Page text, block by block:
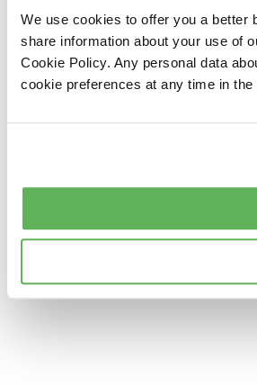
We use cookies to offer you a better
share information about your use of
Cookie Policy. Any personal data
cookie preferences at any time in